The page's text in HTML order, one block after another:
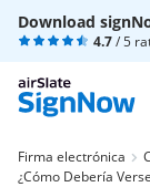
Download
4.7/ 5
Firma electrónica
¿Cómo Debería